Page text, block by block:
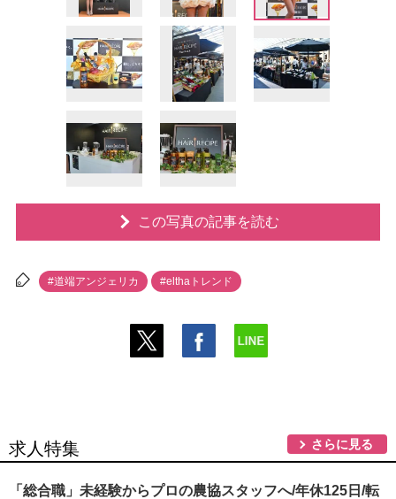
この写真の記事を読む
#道端アンジェリカ #elthaトレンド
求人特集 さらに見る
「総合職」未経験からプロの農協スタッフへ/年休125日/転